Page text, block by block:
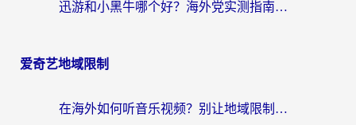
迅游和小黑牛哪个好？海外党实测指南，选对中国地址加速器才能无缝刷国内资源
爱奇艺地域限制
在海外如何听音乐视频？别让地域限制挡住你的华语旋律